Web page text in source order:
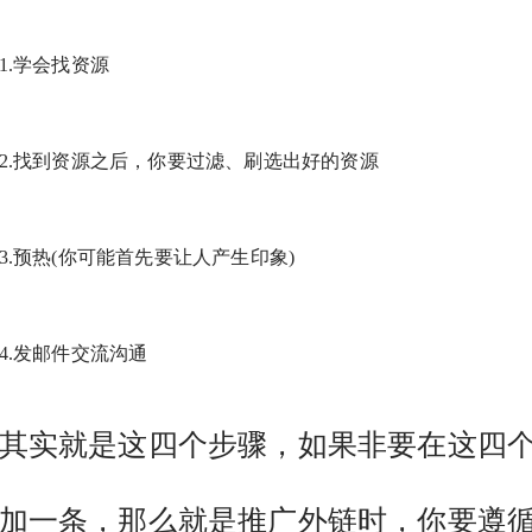
学会找资源
找到资源之后，你要过滤、刷选出好的资源
预热(你可能首先要让人产生印象)
发邮件交流沟通
是这四个步骤，如果非要在这四
一条，那么就是推广外链时，你要遵